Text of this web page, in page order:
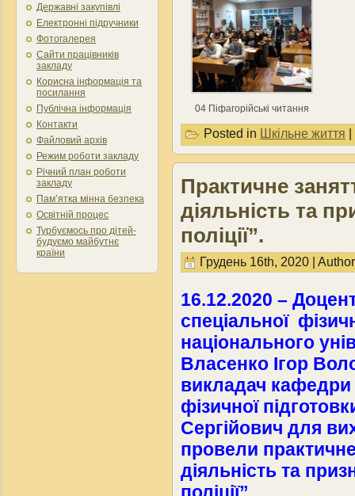
Державні закупівлі
Електронні підручники
Фотогалерея
Сайти працівників
закладу
Корисна інформація та
посилання
Публічна інформація
Контакти
Файловий архів
Режим роботи закладу
Річний план роботи
закладу
Пам’ятка мінна безпека
Освітній процес
Турбуємось про дітей-
будуємо майбутнє
країни
04 Піфагорійські читання
Posted in Шкільне життя |
Практичне
діяльність та
поліції”.
Грудень 16th, 2020 |
16.12.2020 –
спеціальної
національного
Власенко Ігор
викладач кафедри
фізичної
Сергійович для
провели
діяльність та